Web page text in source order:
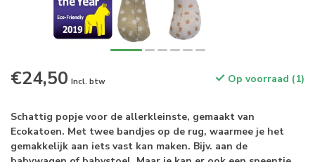
€24,50 Incl. btw Op voorraad (1)
Schattig popje voor de allerkleinste, gemaakt van
Ecokatoen. Met twee bandjes op de rug, waarmee je het
gemakkelijk aan iets vast kan maken. Bijv. aan de